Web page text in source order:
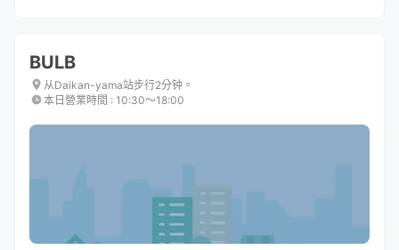
BULB
从Daikan-yama站步行2分钟。
本日營業時間 : 10:30〜18:00